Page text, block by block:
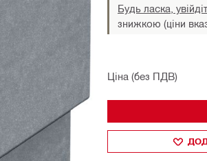
Будь ласка,
знижкою (ціни
Ціна (без ПДВ)